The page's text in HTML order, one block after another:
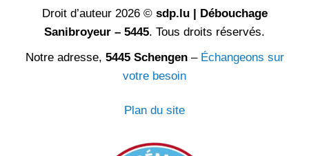
Droit d’auteur 2026 © sdp.lu | Débouchage
Sanibroyeur – 5445. Tous droits réservés.
Notre adresse, 5445 Schengen– Échangeons sur
votre besoin
Plan du site